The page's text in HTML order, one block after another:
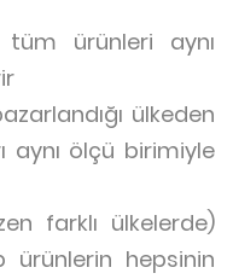
ürünleri aynı
ülkeden
aynı ölçü birimiyle
farklı ülkelerde)
ürünlerin hepsinin